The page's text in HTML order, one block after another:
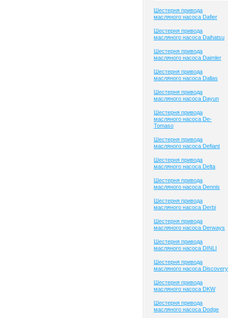
Шестерня привода
масляного насоса Dafier
Шестерня привода
масляного насоса Daihatsu
Шестерня привода
масляного насоса Daimler
Шестерня привода
масляного насоса Dallas
Шестерня привода
масляного насоса Dayun
Шестерня привода
масляного насоса De-
Tomaso
Шестерня привода
масляного насоса Defiant
Шестерня привода
масляного насоса Delta
Шестерня привода
масляного насоса Dennis
Шестерня привода
масляного насоса Derbi
Шестерня привода
масляного насоса Derways
Шестерня привода
масляного насоса DINLI
Шестерня привода
масляного насоса Discovery
Шестерня привода
масляного насоса DKW
Шестерня привода
масляного насоса Dodge